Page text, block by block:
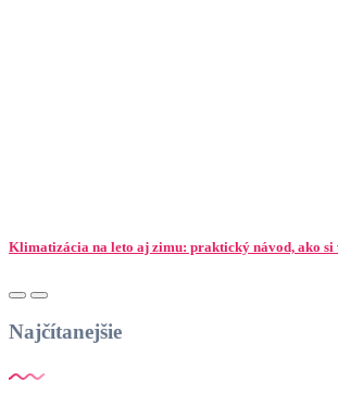
Klimatizácia na leto aj zimu: praktický návod, ako
Najčítanejšie